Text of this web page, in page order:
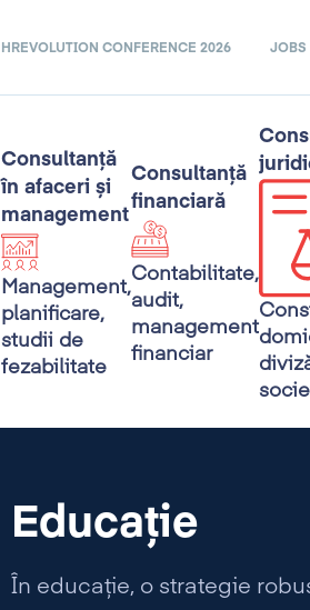
HREVOLUTION CONFERENCE 2026 JOBS
Consultanță
în afaceri și
management
Management,
planificare,
studii de
fezabilitate
Consultanță
financiară
Contabilitate,
audit,
management
financiar
Educație
În educație, o strategie